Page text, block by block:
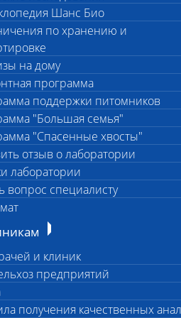
Шанс Био
по хранению и
на дому
программа
поддержки питомников
"Большая семья"
"Спасенные хвосты"
отзыв о лаборатории
лаборатории
вопрос специалисту
и клиник
предприятий
получения качественных
Эймса (Стюарта)
Эппендорфа (с
30 мл
бумаге, высушенная для
с 10% раствором формалина
в лаборатории!
10-30 мл